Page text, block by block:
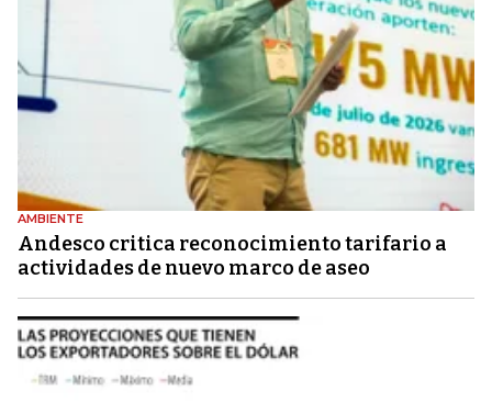
AMBIENTE
Andesco critica reconocimiento tarifario a
actividades de nuevo marco de aseo